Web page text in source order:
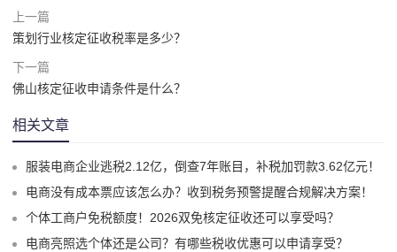
上一篇
策划行业核定征收税率是多少？
下一篇
佛山核定征收申请条件是什么？
相关文章
服装电商企业逃税2.12亿，倒查7年账目，补税加罚款3.62亿元！
电商没有成本票应该怎么办？收到税务预警提醒合规解决方案！
个体工商户免税额度！2026双免核定征收还可以享受吗？
电商亮照选个体还是公司？有哪些税收优惠可以申请享受？